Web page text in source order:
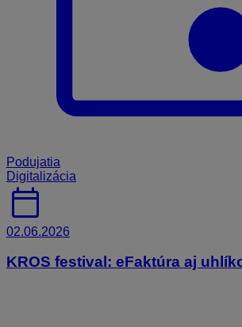
Podujatia
Digitalizácia
calendar_today
02.06.2026
KROS festival: eFaktúra aj